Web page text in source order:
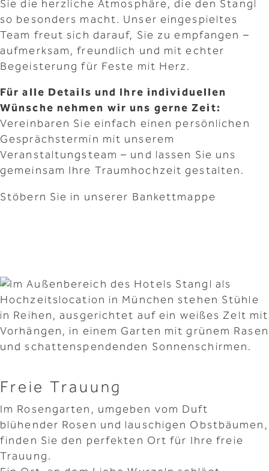
Sie die herzliche Atmosphäre, die den Stangl
so besonders macht. Unser eingespieltes
Team freut sich darauf, Sie zu empfangen –
aufmerksam, freundlich und mit echter
Begeisterung für Feste mit Herz.
Für alle Details und Ihre individuellen
Wünsche nehmen wir uns gerne Zeit:
Vereinbaren Sie einfach einen persönlichen
Gesprächstermin mit unserem
Veranstaltungsteam – und lassen Sie uns
gemeinsam Ihre Traumhochzeit gestalten.
Stöbern Sie in unserer Bankettmappe
Freie Trauung
Im Rosengarten, umgeben vom Duft
blühender Rosen und lauschigen Obstbäumen,
finden Sie den perfekten Ort für Ihre freie
Trauung.